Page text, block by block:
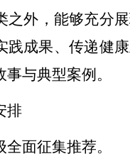
之外，能够充分
践成果、传递健
与典型案例。
排
全面征集推荐。